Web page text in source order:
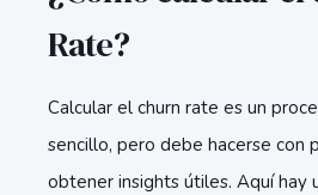
Rate?
Calcular el churn rate es un
sencillo, pero debe hacerse con
obtener insights útiles. Aquí hay